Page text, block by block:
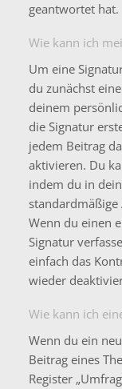
geantwortet hat.
Wie kann ich
Um eine
du zunächst
deinem
die Signatur
jedem Beitrag
aktivieren. Du
indem du in
Wenn du einen
Signatur
einfach das
wieder
Wie kann ich
Wenn du ein
Beitrag eines
Register